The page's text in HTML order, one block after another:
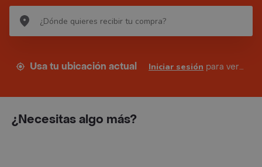
Usa tu ubicación actual Iniciar sesión para ver tus direcciones
¿Necesitas algo más?